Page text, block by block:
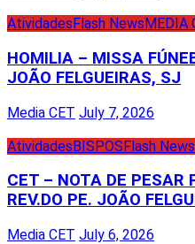
AtividadesFlash NewsMEDIA
HOMILIA – MISSA
JOÃO FELGUEIRAS, SJ
Media CET July 7, 2026
AtividadesBISPOSFlash News
CET – NOTA DE PESAR
REV.DO PE. JOÃO
Media CET July 6, 2026